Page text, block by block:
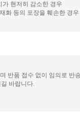
현저히 감소한 경우
화 등의 포장을 훼손한 경우
반품 접수 없이 임의로 반
바랍니다.